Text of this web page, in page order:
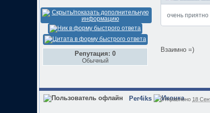
Репутация: 0
Обычный
очень приятно
Взаимно =)
Per4iks Отправлено 18